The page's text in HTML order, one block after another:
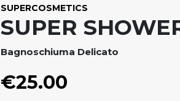
SUPERCOSMETICS
SUPER
Bagnoschiuma Delicato
€25.00